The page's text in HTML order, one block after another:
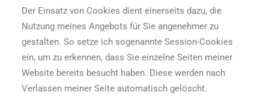
Der Einsatz von Cookies dient einerseits dazu, die
Nutzung meines Angebots für Sie angenehmer zu
gestalten. So setze ich sogenannte Session-Cookies
ein, um zu erkennen, dass Sie einzelne Seiten meiner
Website bereits besucht haben. Diese werden nach
Verlassen meiner Seite automatisch gelöscht.